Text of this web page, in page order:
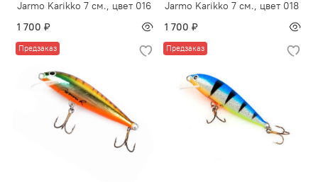
Jarmo Karikko 7 см., цвет 016
1 700 ₽
Jarmo Karikko 7 см., цвет 018
1 700 ₽
Предзаказ Предзаказ